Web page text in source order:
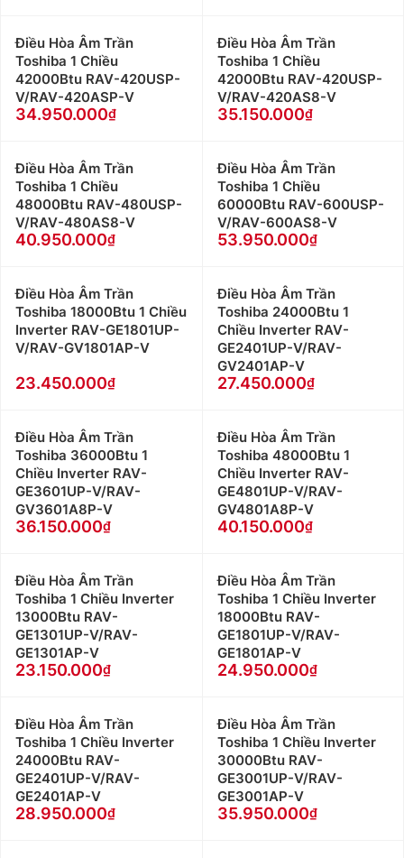
Điều Hòa Âm Trần
Toshiba 1 Chiều
42000Btu RAV-420USP-
V/RAV-420ASP-V
34.950.000
Điều Hòa Âm Trần
Toshiba 1 Chiều
42000Btu RAV-420USP-
V/RAV-420AS8-V
35.150.000
Điều Hòa Âm Trần
Toshiba 1 Chiều
48000Btu RAV-480USP-
V/RAV-480AS8-V
40.950.000
Điều Hòa Âm Trần
Toshiba 1 Chiều
60000Btu RAV-600USP-
V/RAV-600AS8-V
53.950.000
Điều Hòa Âm Trần
Toshiba 18000Btu 1 Chiều
Inverter RAV-GE1801UP-
V/RAV-GV1801AP-V
23.450.000
Điều Hòa Âm Trần
Toshiba 24000Btu 1
Chiều Inverter RAV-
GE2401UP-V/RAV-
GV2401AP-V
27.450.000
Điều Hòa Âm Trần
Toshiba 36000Btu 1
Chiều Inverter RAV-
GE3601UP-V/RAV-
GV3601A8P-V
36.150.000
Điều Hòa Âm Trần
Toshiba 48000Btu 1
Chiều Inverter RAV-
GE4801UP-V/RAV-
GV4801A8P-V
40.150.000
Điều Hòa Âm Trần
Toshiba 1 Chiều Inverter
13000Btu RAV-
GE1301UP-V/RAV-
GE1301AP-V
23.150.000
Điều Hòa Âm Trần
Toshiba 1 Chiều Inverter
18000Btu RAV-
GE1801UP-V/RAV-
GE1801AP-V
24.950.000
Điều Hòa Âm Trần
Toshiba 1 Chiều Inverter
24000Btu RAV-
GE2401UP-V/RAV-
GE2401AP-V
28.950.000
Điều Hòa Âm Trần
Toshiba 1 Chiều Inverter
30000Btu RAV-
GE3001UP-V/RAV-
GE3001AP-V
35.950.000